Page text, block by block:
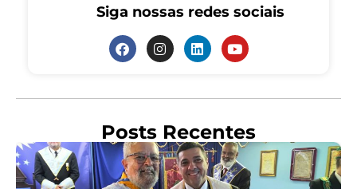
Siga nossas redes sociais
Posts Recentes